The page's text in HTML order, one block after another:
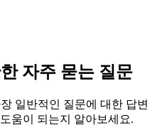
자주 묻는 질문
일반적인 질문에 대한 답변
움이 되는지 알아보세요.